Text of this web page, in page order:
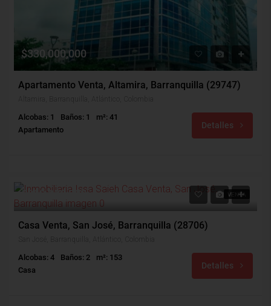
$330,000,000
Apartamento Venta, Altamira, Barranquilla (29747)
Alcobas: 1 Baños: 1
m²: 41
Apartamento
Detalles
VENTA
$300,000,000
Casa Venta, San José, Barranquilla (28706)
Alcobas: 4 Baños: 2
m²: 153
Casa
Detalles